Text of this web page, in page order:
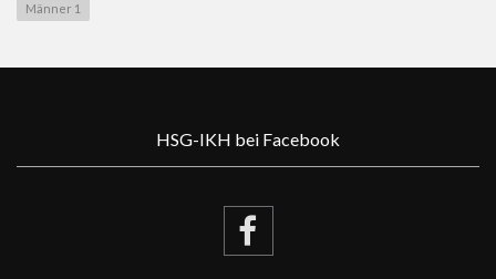
Männer 1
HSG-IKH bei Facebook